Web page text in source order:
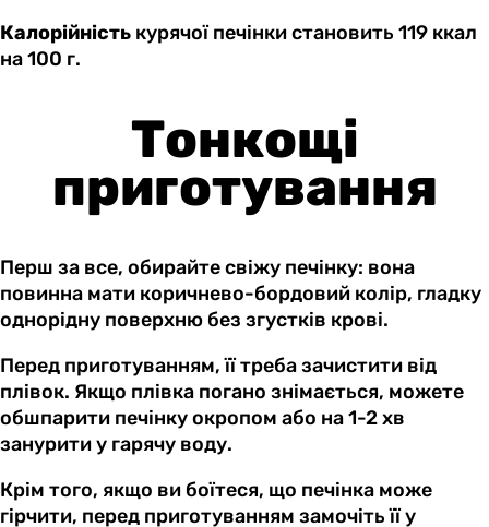
Калорійність курячої печінки становить 119 ккал
на 100 г.
Тонкощі
приготування
Перш за все, обирайте свіжу печінку: вона
повинна мати коричнево-бордовий колір, гладку
однорідну поверхню без згустків крові.
Перед приготуванням, її треба зачистити від
плівок. Якщо плівка погано знімається, можете
обшпарити печінку окропом або на 1-2 хв
занурити у гарячу воду.
Крім того, якщо ви боїтеся, що печінка може
гірчити, перед приготуванням замочіть її у